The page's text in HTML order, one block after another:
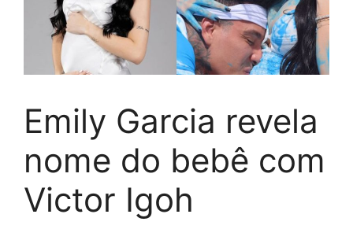
Emily Garcia revela
nome do bebê com
Victor Igoh